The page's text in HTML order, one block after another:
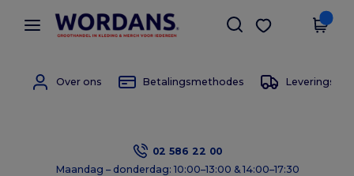
× Wordans-app
Betere prijzen in de app!
Download app
Over ons Betalingsmethodes Leverings
02 586 22 00
Maandag – donderdag: 10:00–13:00 & 14:00–17:30